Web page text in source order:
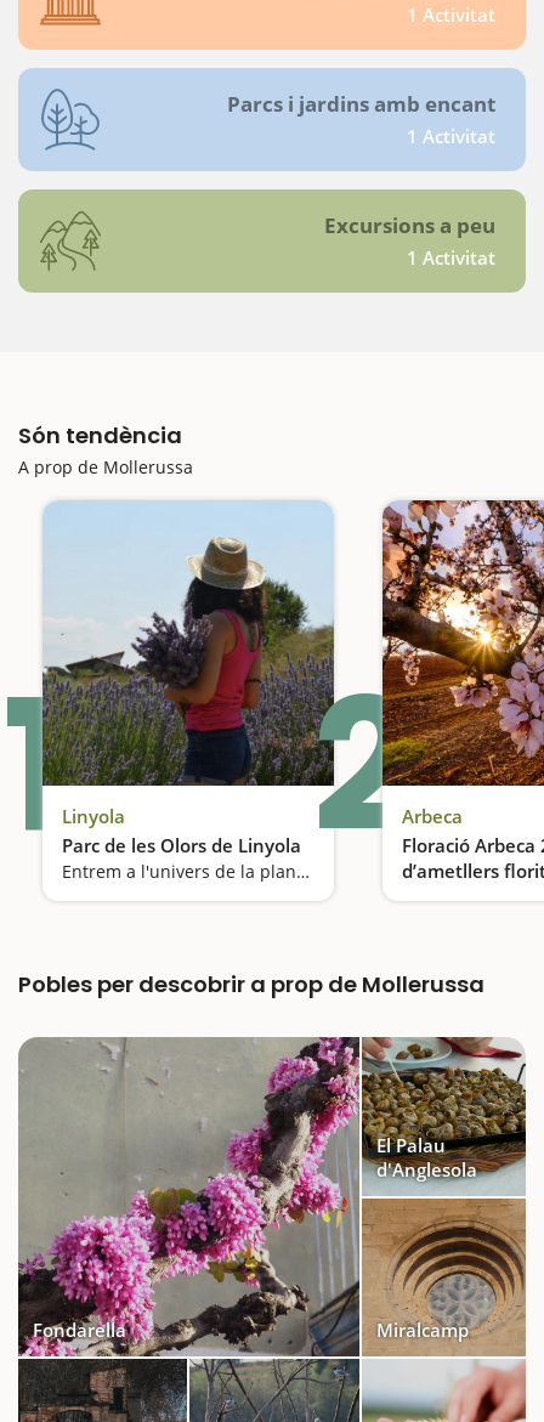
1 Activitat
Parcs i jardins amb encant
1 Activitat
Excursions a peu
1 Activitat
Són tendència
A prop de Mollerussa
1 Linyola
Parc de les Olors de Linyola
Entrem a l'univers de la plantes aromàtiques medicinals2Arbeca
Floració
d’ametllers
Garrigues
Pobles per descobrir a prop de Mollerussa
Fondarella
El Palau
d'Anglesola
Miralcamp